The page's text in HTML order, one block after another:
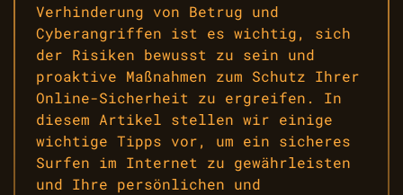
Verhinderung von Betrug und
Cyberangriffen ist es wichtig, sich
der Risiken bewusst zu sein und
proaktive Maßnahmen zum Schutz Ihrer
Online-Sicherheit zu ergreifen. In
diesem Artikel stellen wir einige
wichtige Tipps vor, um ein sicheres
Surfen im Internet zu gewährleisten
und Ihre persönlichen und